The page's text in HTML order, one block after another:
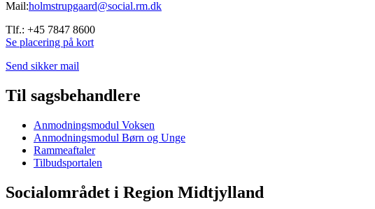
Mail:holmstrupgaard@social.rm.dk
Tlf.: +45 7847 8600
Se placering på kort
Send sikker mail
Til sagsbehandlere
Anmodningsmodul Voksen
Anmodningsmodul Børn og Unge
Rammeaftaler
Tilbudsportalen
Socialområdet i Region Midtjylland